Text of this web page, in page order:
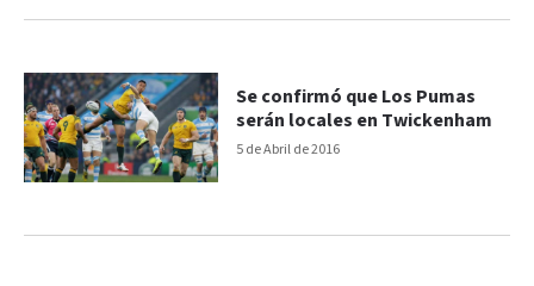
5 de Abril de 2016
Se confirmó que Los Pumas
serán locales en Twickenham